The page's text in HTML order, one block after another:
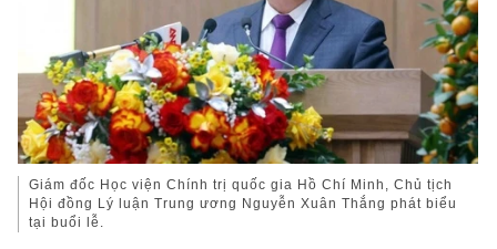
Giám đốc Học viện Chính trị quốc gia Hồ Chí Minh, Chủ tịch
Hội đồng Lý luận Trung ương Nguyễn Xuân Thắng phát biểu
tại buổi lễ.